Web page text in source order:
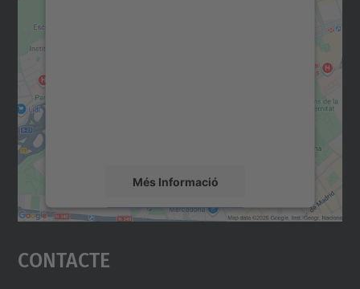
Més Informació
Accepta
powered by
Contacte